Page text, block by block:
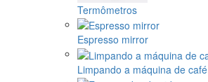
Termômetros
Espresso mirror
Limpando a máquina de café